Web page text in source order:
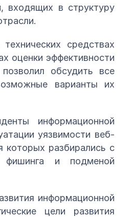
входящих в структуру
средствах
оценки эффективности
обсудить все
варианты их
информационной
уязвимости веб-
которых разбирались с
фишинга и подменой
информационной
цели развития